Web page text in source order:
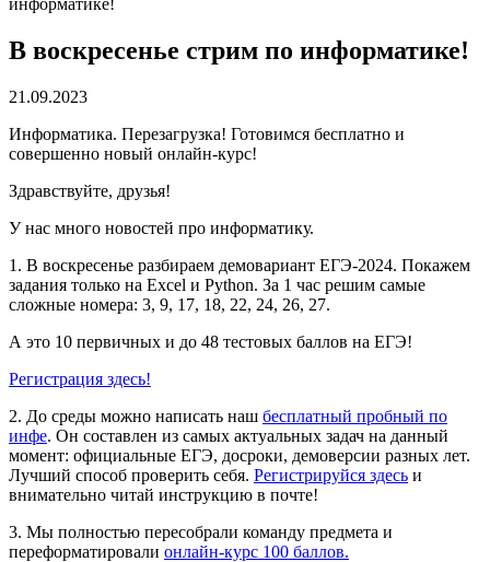
информатике!
В воскресенье стрим по информатике!
21.09.2023
Информатика. Перезагрузка! Готовимся бесплатно и
совершенно новый онлайн-курс!
Здравствуйте, друзья!
У нас много новостей про информатику.
1. В воскресенье разбираем демовариант ЕГЭ-2024. Покажем
задания только на Excel и Python. За 1 час решим самые
сложные номера: 3, 9, 17, 18, 22, 24, 26, 27.
А это 10 первичных и до 48 тестовых баллов на ЕГЭ!
Регистрация здесь!
2. До среды можно написать наш бесплатный пробный по
инфе. Он составлен из самых актуальных задач на данный
момент: официальные ЕГЭ, досроки, демоверсии разных лет.
Лучший способ проверить себя. Регистрируйся здесь и
внимательно читай инструкцию в почте!
3. Мы полностью пересобрали команду предмета и
переформатировали онлайн-курс 100 баллов.